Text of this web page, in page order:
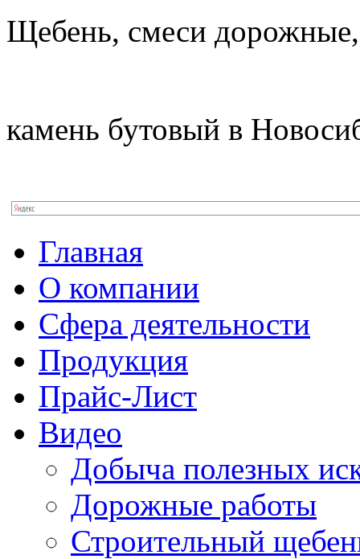
Щебень, смеси дорожные,
камень бутовый в
Главная
О компании
Сфера деятельности
Продукция
Прайс-Лист
Видео
Добыча полезных
Дорожные работы
Строительный